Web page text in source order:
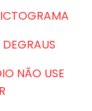
NÃO USE